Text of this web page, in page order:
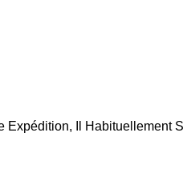
Il Habituellement